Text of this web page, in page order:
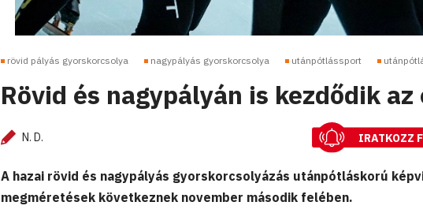
rövid pályás gyorskorcsolya nagypályás gyorskorcsolya utánpótlássport
Rövid és nagypályán is kezdődik az
N. D. IRATKOZZ
A hazai rövid és nagypályás gyorskorcsolyázás utánpótláskorú
megméretések következnek november második felében.